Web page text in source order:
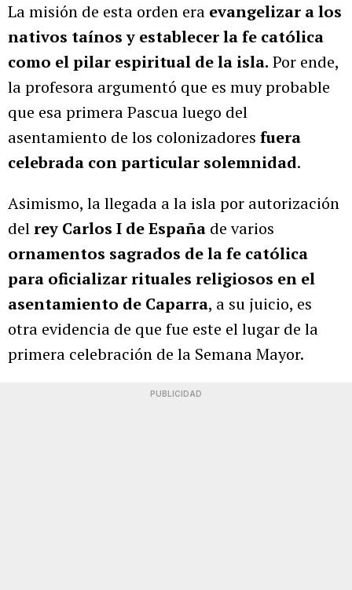
La misión de esta orden era evangelizar a los
nativos taínos y establecer la fe católica
como el pilar espiritual de la isla. Por ende,
la profesora argumentó que es muy probable
que esa primera Pascua luego del
asentamiento de los colonizadores fuera
celebrada con particular solemnidad.
Asimismo, la llegada a la isla por autorización
delrey Carlos I de España de varios
ornamentos sagrados de la fe católica
para oficializar rituales religiosos en el
asentamiento de Caparra, a su juicio, es
otra evidencia de que fue este el lugar de la
primera celebración de la Semana Mayor.
PUBLICIDAD